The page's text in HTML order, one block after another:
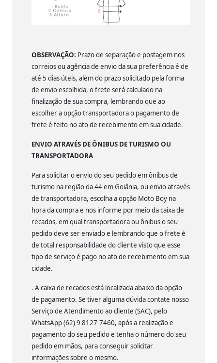
OBSERVAÇÃO: Prazo de separação e postagem nos
correios ou agência de envio da sua preferência é de
até 5 dias úteis, além do prazo solicitado pela forma
de envio escolhida, o frete será calculado na
finalização de sua compra, lembrando que ao
escolher a opção transportadora o pagamento de
frete é feito no ato de recebimento em sua cidade.
ENVIO ATRAVÉS DE ÔNIBUS DE TURISMO OU
TRANSPORTADORA
Para solicitar o envio do seu pedido em ônibus de
turismo na região da 44 em Goiânia, ou envio através
de transportadora, escolha a opção Moto Boy na
hora da compra e nos informe por meio da caixa de
recados, em qual transportadora ou ônibus o seu
pedido deve ser enviado e lembrando que o frete é
de total responsabilidade do cliente visto que esse
tipo de serviço é pago no ato de recebimento em sua
cidade.
. A caixa de recados está localizada abaixo da opção
de pagamento. Se tiver alguma dúvida contate nosso
Serviço de Atendimento ao cliente (SAC), pelo
WhatsApp (62) 9 8127-7460, após a realização e
pagamento do seu pedido e tenha o número do seu
pedido em mãos, para conseguir solicitar
informações sobre o mesmo.